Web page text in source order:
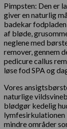
Pimpsten: Den er
giver en naturlig
badekar
af bløde,
neglene med
remover, gennem
pedicure callus
løse fod SPA og
Vores
naturlige
blødgør kedelig
mindre områder